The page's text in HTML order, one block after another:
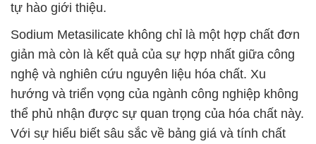
tự hào giới thiệu.
Sodium Metasilicate không chỉ là một hợp chất đơn
giản mà còn là kết quả của sự hợp nhất giữa công
nghệ và nghiên cứu nguyên liệu hóa chất. Xu
hướng và triển vọng của ngành công nghiệp không
thể phủ nhận được sự quan trọng của hóa chất này.
Với sự hiểu biết sâu sắc về bảng giá và tính chất